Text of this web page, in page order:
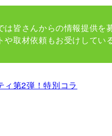
は皆さんからの情報提供を
や取材依頼もお受けしてい
ィ第2弾！特別コラ